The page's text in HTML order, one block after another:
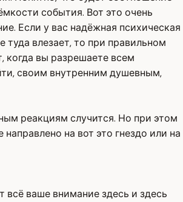
события. Вот это очень
Если у вас надёжная психическая
туда влезает, то при правильном
когда вы разрешаете всем
своим внутренним душевным,
реакциям случится. Но при этом
на вот это гнездо или на
всё ваше внимание здесь и здесь